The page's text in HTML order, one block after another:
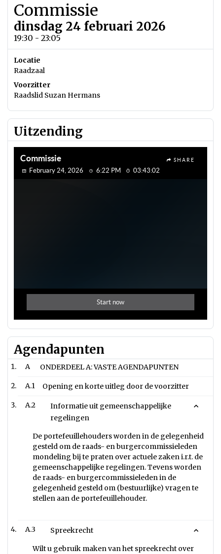
Commissie
dinsdag 24 februari 2026
19:30 - 23:05
Locatie
Raadzaal
Voorzitter
Raadslid Suzan Hermans
Uitzending
Agendapunten
A ONDERDEEL A: VASTE AGENDAPUNTEN
A.1 Opening en korte uitleg door de voorzitter
A.2
Informatie uit gemeenschappelijke
regelingen
De portefeuillehouders worden in de gelegenheid
gesteld om de raads- en burgercommissieleden
mondeling bij te praten over actuele zaken i.r.t. de
gemeenschappelijke regelingen. Tevens worden
de raads- en burgercommissieleden in de
gelegenheid gesteld om (bestuurlijke) vragen te
stellen aan de portefeuillehouder.
A.3 Spreekrecht
Wilt u gebruik maken van het spreekrecht over